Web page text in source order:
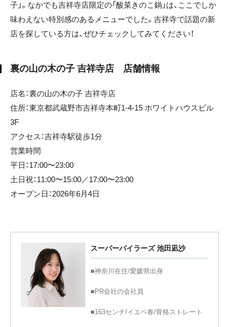
子」。なかでも吉祥寺店限定の「酸菜きのこ鍋」は、ここでしか
味わえない特別感のあるメニューでした。吉祥寺で話題の新
店を探している方は、ぜひチェックしてみてください！
裏の山の木の子 吉祥寺店 店舗情報
店名：裏の山の木の子 吉祥寺店
住所：東京都武蔵野市吉祥寺本町1-4-15 ホワイトハウスビル
3F
アクセス：吉祥寺駅徒歩1分
営業時間
平日：17:00〜23:00
土日祝：11:00〜15:00／17:00〜23:00
オープン日：2026年6月4日
スーパーバイラーズ 池田凪沙
■神奈川在住/愛媛県出身
■PR会社の会社員
■163センチ/イエベ春/骨格ストレート